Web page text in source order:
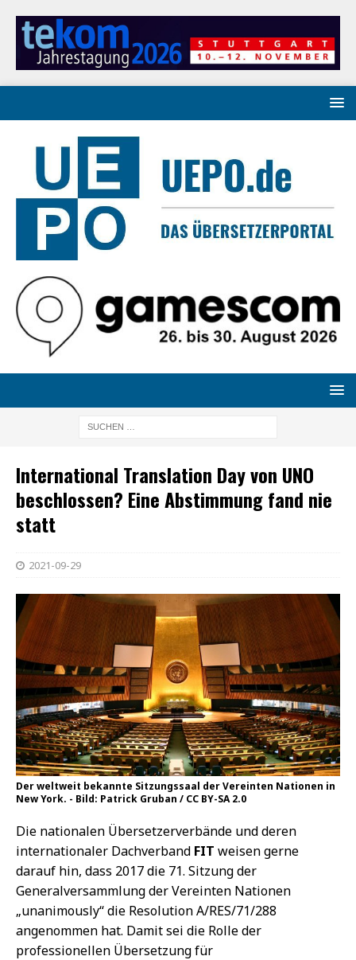
International Translation Day von UNO
beschlossen? Eine Abstimmung fand nie
statt
2021-09-29
Der weltweit bekannte Sitzungssaal der Vereinten Nationen in
New York. - Bild: Patrick Gruban / CC BY-SA 2.0
Die nationalen Übersetzerverbände und deren
internationaler Dachverband FIT weisen gerne
darauf hin, dass 2017 die 71. Sitzung der
Generalversammlung der Vereinten Nationen
„unanimously“ die Resolution A/RES/71/288
angenommen hat. Damit sei die Rolle der
professionellen Übersetzung für